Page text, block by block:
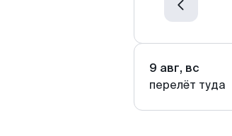
9 авг, вс
перелёт туда